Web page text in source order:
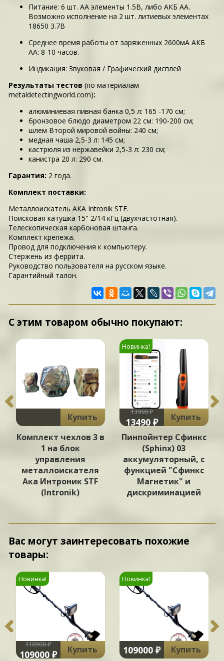
Питание: 6 шт. АА элементы 1.5В, либо АКБ АА.
Возможно исполнение на 2 шт. литиевых элементах
18650 3.7В
Среднее время работы от заряженных 2600мА АКБ
АА: 8-10 часов.
Индикация: Звуковая / Графический дисплей
Результаты тестов(по материалам
metaldetectingworld.com):
алюминиевая пивная банка 0,5 л: 165 -170 см;
бронзовое блюдо диаметром 22 см: 190-200 см;
шлем Второй мировой войны: 240 см;
медная чаша 2,5-3 л: 145 см;
кастрюля из нержавейки 2,5-3 л: 230 см;
канистра 20 л: 290 см.
Гарантия: 2 года.
Комплект поставки:
Металлоискатель АКА Intronik STF.
Поисковая катушка 15" 2/14 кГц (двухчастотная).
Телескопическая карбоновая штанга.
Комплект крепежа.
Провод для подключения к компьютеру.
Стержень из феррита.
Руководство пользователя на русском языке.
Гарантийный талон.
С этим товаром обычно покупают:
Купить
Комплект чехлов 3 в
1 на блок
управления
металлоискателя
Ака Интроник STF
(Intronik)
Новинка!
13990 ₽
13490 ₽
Купить
Пинпойнтер Сфинкс
(Sphinx) 03
аккумуляторный, с
функцией "Сфинкс
Магнетик" и
дискриминацией
Вас могут заинтересовать похожие
товары:
Новинка!
118900 ₽
109000 ₽
Купить
Новинка!
109000 ₽
Купить